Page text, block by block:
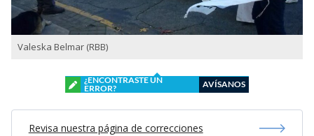
Valeska Belmar (RBB)
¿ENCONTRASTE UN
ERROR?
AVÍSANOS
Revisa nuestra página de correcciones